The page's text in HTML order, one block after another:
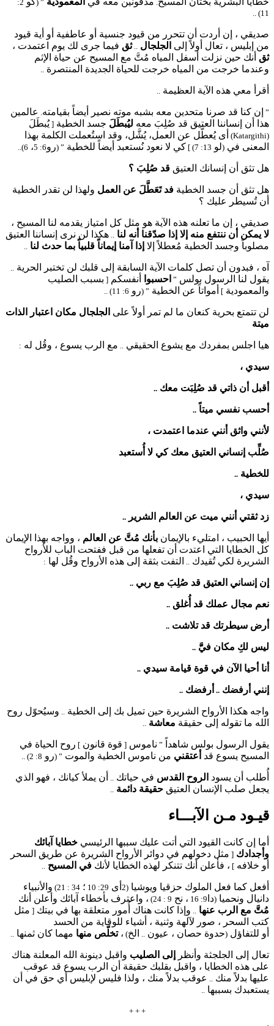
.
” (
2:
11) ..
صديقي ، إن أردت أن تتحرر من قيود جنسية أو عاطفية أو أية قيود
من إبليس ، تعال أولاً إلى الجلجال ..ثق فيما جرى لك يوم اعتمدت ،
ثق أنك حين نزلت أسفل المياه مُتَّ مع المسيح عن حياة الإثم
وعندما خرجت من المياه خرجت للحياة الجديدة المنتصرة ..
أقرأ معي هذه الآية العظيمة ..
” إن كنا قد صرنا متحدين معه بشبه موته نصير أيضاً بقيامته. عالمين
هذا أن إنساننا العتيق قد صُلِبَ معه ليُبطَلَ جسد الخطية [يُبطَلَ
(Katargithi)
أى يُعطَّل عن العمل، يُشَّل، وقد استُعملت الكلمة بهذا
المعنى في (لو 13: 7) ] كي لا نعود نُستعبد أيضاً للخطية ” (رو6: 5 ، 6)..
هل تثق أن إنسانك العتيق قد صُلِبَ ؟
هل تثق أن جسد الخطية فد تَعَطَّلَ عن العمل ولهذا لن تقدر الخطية
أن تُسيطر عليك ؟
صديقي ، إن ما تعلنه هذه الآية هو مثل كل امتياز يقدمه لنا المسيح ،
لا يمكن أن ننتفع منه إلا إذا صدّقنا أنه لنا .. هكذا لن نرى إنساننا العتيق
مصلوباً وجسد الخطية مُعطلاً إلا إذا آمنا إيماناً قلبياً بما حدث لنا ..
آه ، فبدون أن تصل كلمات الآية السابقة إلى قلبك لن تختبر الحرية ..
يقول لنا الرسول بولس ” احسبوا أنفسكم [ بسبب الصليب
والمعمودية ] أمواتاً عن الخطية ” (رو 6: 11) ..
لن تتمتع بحرية كنعان ما لم تمر أولاً على الجلجال مكان اعتبار الذات
ميتة
هيا اجلس بمفردك مع يشوع الحقيقي .. مع الرب يسوع ، وقُل له :
سيدي ،
أقبل أن ذاتي قد صُلِبَت معك ..
أحسب نفسي ميتاً ..
لأنني واثق أنني عندما اعتمدت ،
صُلِّب إنساني العتيق معك كي لا أُستعبد
للخطية ..
سيدي ،
زد ثقتي أنني ميت عن العالم الشرير ..
أيها الحبيب ، امتليء بالإيمان بأنك مُتَّ عن العالم ، وواجه بهذا الإيمان
كل الخطايا التي اعتدت أن تفعلها من قبل ففتحت الباب للأرواح
الشريرة لكي تُقيدك .. التفت بثقة إلى هذه الأرواح وقُل لها :
إن إنساني العتيق قد صُلِبَ مع ربي ..
نعم مجال عملك قد أُغلق ..
أرض سيطرتك قد تلاشت ..
ليس لكِ مكان فيَّّ ..
أنا أحيا الآن في قوة قيامة سيدي ..
إنني أرفضك .. أرفضك ..
واجه هكذا الأرواح الشريرة حين تميل بك إلى الخطية .. وسيُحوّل روح
الله ما تقوله إلى حقيقة معاشة ..
يقول الرسول بولس شاهداً ” ناموس [ قوة قانون ] روح الحياة في
المسيح يسوع قد أعتقني من ناموس الخطية والموت ” (رو 8: 2) ..
أُطلب أن يسود الروح القدس في حياتك .. أن يملأ كيانك ، فهو الذي
يجعل صلب الإنسان العتيق حقيقة دائمة ..
قيـود مـن الآبـــاء
أما إن كانت القيود التي أتت عليك سببها الرئيسي خطايا آبائك
وأجدادك [ مثل دخولهم في دوائر الأرواح الشريرة عن طريق السحر
أو خلافه ] ، فأعلن أنك تتنكر لهذه الخطايا لأنك في المسيح ..
أفعل كما فعل الملوك حزقيا ويوشيا (2 أى 29: 10 ؛ 34 : 21)
والأنبياء
دانيال ونحميا (دا 9: 16 ، نح 9 : 24)
، واعترف بأخطاء آبائك وأعلن أنك
مُتَّ مع الرب عنها .. وإذا كانت هناك أُمور متعلقة بها في بيتك [ مثل
كتب السحر ، صور لآلهة وثنية ، أشياء للوقاية من الحسد
أو للتفاؤل (حدوة حصان ، عيون .. الخ) ،تخلّص منها مهما كان ثمنها ..
تعال إلى الجلجثة وأنظر إلى الصليب واقبل دينونة الله المعلنة هناك
على هذه الخطايا ، واقبل بقلبك حقيقة أن الرب يسوع قد عوقب
عليها بدلاً منك .. عوقب بدلاً منك ، ولذا فليس لإبليس أي حق في أن
يستعبدك بسببها ..
+ + +